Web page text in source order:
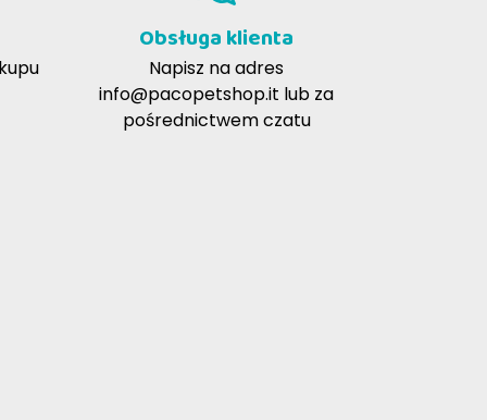
dawkę poprzedniej karmy.
Obsługa klienta
Napisz na adres
info@pacopetshop.it lub za
pośrednictwem czatu